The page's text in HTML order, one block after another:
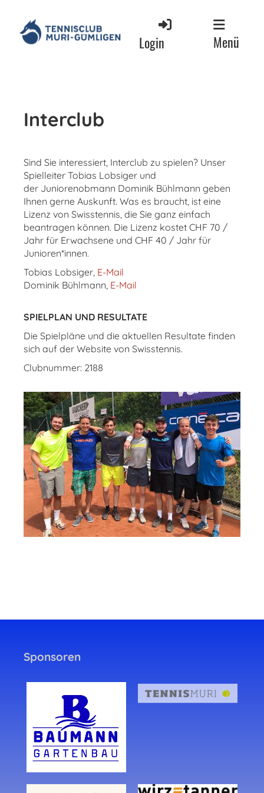
Login Menü
Interclub
Sind Sie interessiert, Interclub zu spielen? Unser
Spielleiter Tobias Lobsiger und
der Juniorenobmann Dominik Bühlmann geben
Ihnen gerne Auskunft. Was es braucht, ist eine
Lizenz von Swisstennis, die Sie ganz einfach
beantragen können. Die Lizenz kostet CHF 70 /
Jahr für Erwachsene und CHF 40 / Jahr für
Junioren*innen.
Tobias Lobsiger, E-Mail
Dominik Bühlmann, E-Mail
SPIELPLAN UND RESULTATE
Die Spielpläne und die aktuellen Resultate finden
sich auf der Website von Swisstennis.
Clubnummer: 2188
Sponsoren